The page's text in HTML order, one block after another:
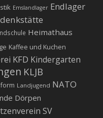
Emslandlager Endlager
Heimathaus
Kaffee und Kuchen
KFD Kindergarten
KLJB
Landjugend NATO
Dörpen
SV